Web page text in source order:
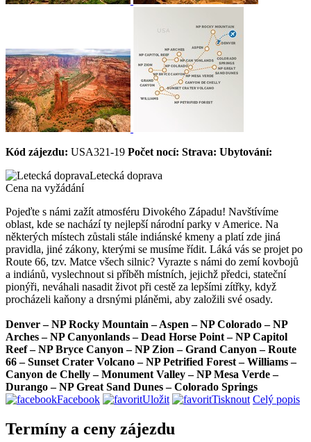
Kód zájezdu: USA321-19 Počet nocí: Strava: Ubytování:
Letecká doprava
Cena na vyžádání
Pojeďte s námi zažít atmosféru Divokého Západu! Navštívíme
oblast, kde se nachází ty nejlepší národní parky v Americe. Na
některých místech zůstali stále indiánské kmeny a platí zde jiná
pravidla, jiné zákony, kterými se musíme řídit. Láká vás se projet po
Route 66, tzv. Matce všech silnic? Vyrazte s námi do zemí kovbojů
a indiánů, vyslechnout si příběh místních, jejichž předci, stateční
pionýři, neváhali nasadit život při cestě za lepšími zítřky, když
procházeli kaňony a drsnými pláněmi, aby založili své osady.
Denver – NP Rocky Mountain – Aspen – NP Colorado – NP
Arches – NP Canyonlands – Dead Horse Point – NP Capitol
Reef – NP Bryce Canyon – NP Zion – Grand Canyon – Route
66 – Sunset Crater Volcano – NP Petrified Forest – Williams –
Canyon de Chelly – Monument Valley – NP Mesa Verde –
Durango – NP Great Sand Dunes – Colorado Springs
Facebook
Uložit Tisknout Celý popis
Termíny a ceny zájezdu